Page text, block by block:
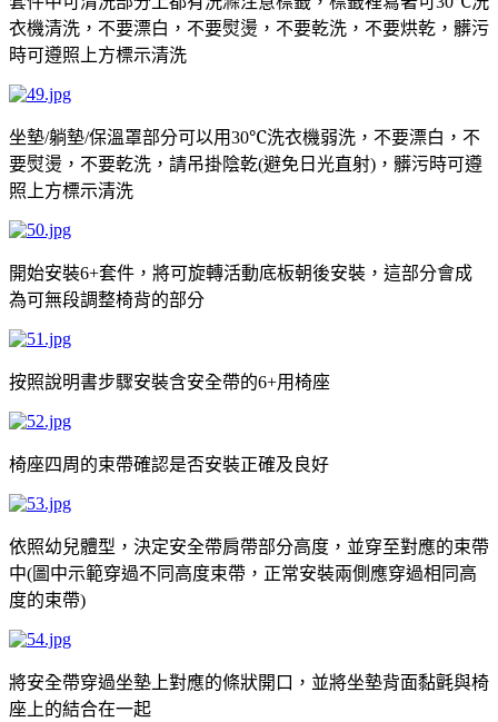
衣機清洗，不要漂白，不要熨燙，不要乾洗，不要烘乾，髒污
時可遵照上方標示清洗
坐墊/躺墊/保溫罩部分可以用30℃洗衣機弱洗，不要漂白，不
要熨燙，不要乾洗，請吊掛陰乾(避免日光直射) ，髒污時可遵
照上方標示清洗
開始安裝6+套件，將可旋轉活動底板朝後安裝，這部分會成
為可無段調整椅背的部分
按照說明書步驟安裝含安全帶的6+用椅座
椅座四周的束帶確認是否安裝正確及良好
依照幼兒體型，決定安全帶肩帶部分高度，並穿至對應的束帶
中(圖中示範穿過不同高度束帶，正常安裝兩側應穿過相同高
度的束帶)
將安全帶穿過坐墊上對應的條狀開口，並將坐墊背面黏氈與椅
座上的結合在一起